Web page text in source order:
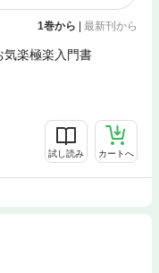
1巻から | 最新刊から
楽極楽入門書
試し読み カートへ